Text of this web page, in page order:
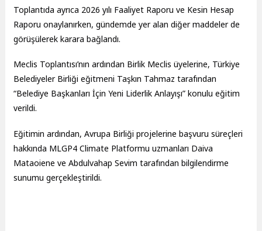
Toplantıda ayrıca 2026 yılı Faaliyet Raporu ve Kesin Hesap
Raporu onaylanırken, gündemde yer alan diğer maddeler de
görüşülerek karara bağlandı.
Meclis Toplantısı’nın ardından Birlik Meclis üyelerine, Türkiye
Belediyeler Birliği eğitmeni Taşkın Tahmaz tarafından
“Belediye Başkanları İçin Yeni Liderlik Anlayışı” konulu eğitim
verildi.
Eğitimin ardından, Avrupa Birliği projelerine başvuru süreçleri
hakkında MLGP4 Climate Platformu uzmanları Daiva
Mataoiene ve Abdulvahap Sevim tarafından bilgilendirme
sunumu gerçekleştirildi.